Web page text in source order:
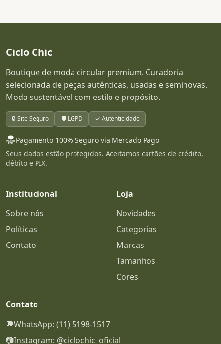
Ciclo Chic
Boutique de moda circular premium. Curadoria
selecionada de peças autênticas, usadas e seminovas.
Moda sustentável com estilo e propósito.
🔒 Site Seguro 🛡️ LGPD ✓ Autenticidade
Pagamento 100% Seguro via Mercado Pago
Seus dados estão protegidos. Aceitamos cartões de crédito,
débito e PIX.
Institucional
Sobre nós
Políticas
Contato
Loja
Novidades
Categorias
Marcas
Tamanhos
Cores
Contato
💬WhatsApp: (11) 5198-1517
📷Instagram: @ciclochic_oficial